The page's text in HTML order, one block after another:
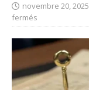
novembre 20, 2025
fermés